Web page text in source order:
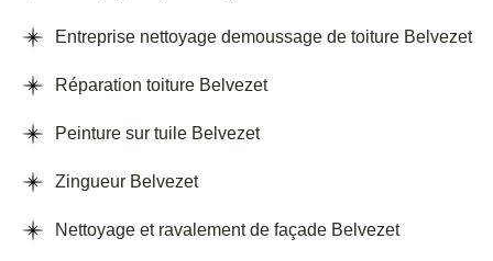
Entreprise nettoyage demoussage de toiture Belvezet
Réparation toiture Belvezet
Peinture sur tuile Belvezet
Zingueur Belvezet
Nettoyage et ravalement de façade Belvezet